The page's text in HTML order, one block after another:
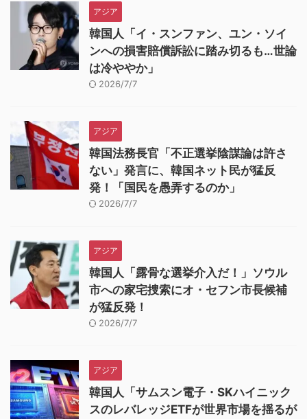
アジア
韓国人「イ・スンファン、ユン・ソイ
ンへの損害賠償訴訟に踏み切るも…世論
は冷ややか」
2026/7/7
アジア
韓国法務長官「不正選挙陰謀論は許さ
ない」発言に、韓国ネット民が猛反
発！「国民を愚弄するのか」
2026/7/7
アジア
韓国人「露骨な選挙介入だ！」ソウル
市への家宅捜索にオ・セフン市長候補
が猛反発！
2026/7/7
アジア
韓国人「サムスン電子・SKハイニック
スのレバレッジETFが世界市場を揺るが